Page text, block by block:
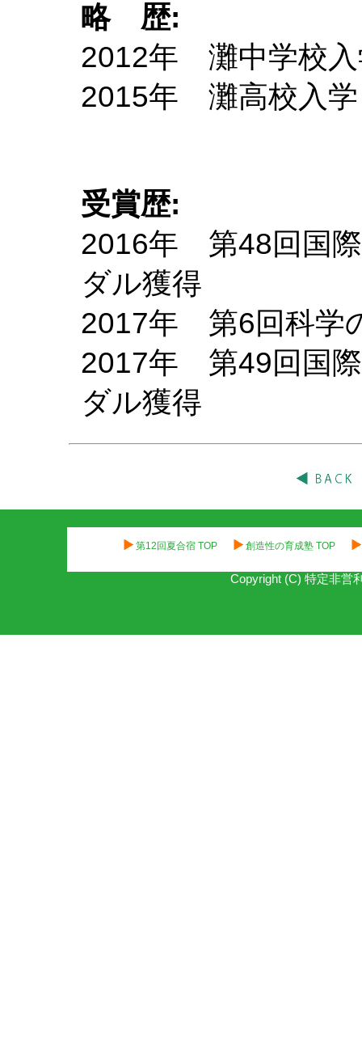
略 歴:
2012年 灘中学校
2015年 灘高校入学
受賞歴:
2016年 第48回国
ダル獲得
2017年 第6回科学
2017年 第49回国
ダル獲得
第12回夏合宿 TOP 創造性の育成塾 TOP
Copyright (C) 特定非営